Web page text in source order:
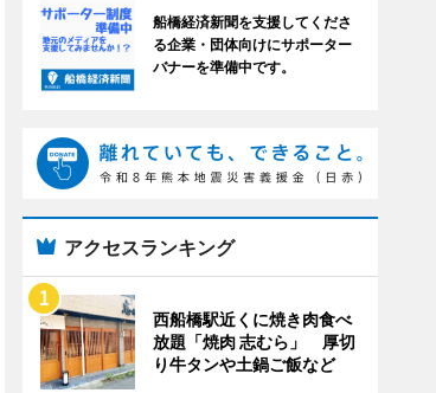
船橋経済新聞を支援してくださ
る企業・団体向けにサポーター
バナーを準備中です。
アクセスランキング
西船橋駅近くに焼き肉食べ
放題「焼肉 志むら」 厚切
り牛タンや土鍋ご飯など